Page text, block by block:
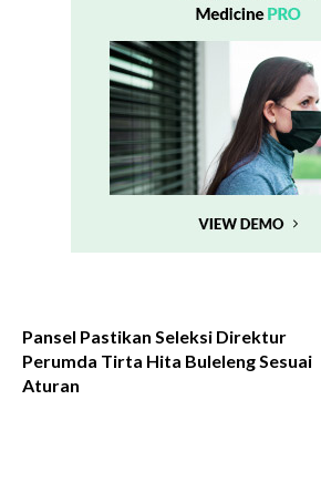
Pansel Pastikan Seleksi Direktur
Perumda Tirta Hita Buleleng Sesuai
Aturan